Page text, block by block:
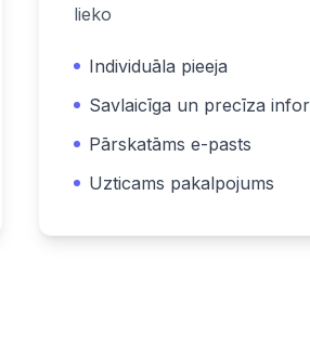
lieko
Individuāla pieeja
Savlaicīga un precīza
Pārskatāms e-pasts
Uzticams pakalpojums